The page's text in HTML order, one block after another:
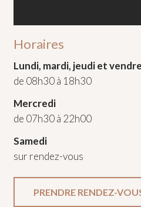
Horaires
Lundi, mardi, jeudi et
de 08h30 à 18h30
Mercredi
de 07h30 à 22h00
Samedi
sur rendez-vous
PRENDRE RENDEZ-